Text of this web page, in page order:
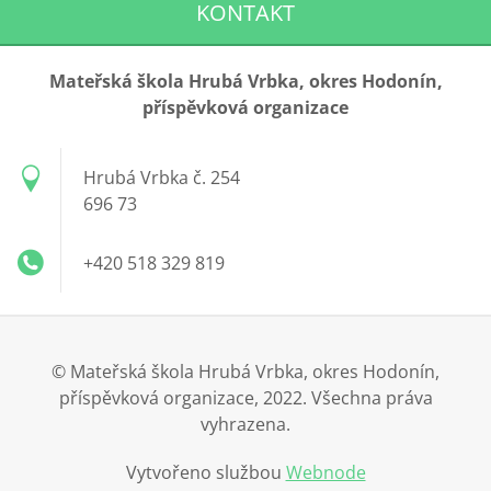
KONTAKT
Mateřská škola Hrubá Vrbka, okres Hodonín,
příspěvková organizace
Hrubá Vrbka č. 254
696 73
+420 518 329 819
© Mateřská škola Hrubá Vrbka, okres Hodonín,
příspěvková organizace, 2022. Všechna práva
vyhrazena.
Vytvořeno službou Webnode